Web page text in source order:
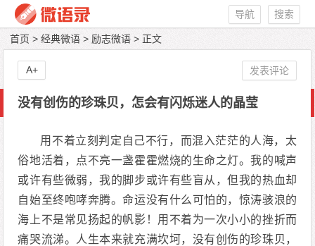
搜索
导航
首页 >经典微语 > 励志微语 > 正文
没有创伤的珍珠贝，怎会有闪烁迷人的晶莹
用不着立刻判定自己不行，而混入茫茫的人海，太
俗地活着，点不亮一盏霍霍燃烧的生命之灯。我的喊声
或许有些微弱，我的脚步或许有些盲从，但我的热血却
自始至终咆哮奔腾。命运没有什么可怕的，惊涛骇浪的
海上不是常见扬起的帆影！用不着为一次小小的挫折而
痛哭流涕。人生本来就充满坎坷，没有创伤的珍珠贝，
发表评论
A+